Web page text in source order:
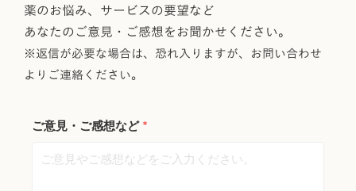
薬のお悩み、サービスの要望など
あなたのご意見・ご感想をお聞かせください。
※返信が必要な場合は、恐れ入りますが、 お問い合わせ
よりご連絡ください。
ご意見・ご感想など *